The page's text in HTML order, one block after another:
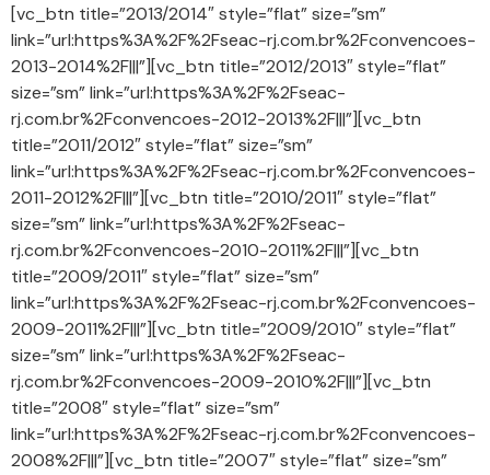
[vc_btn title=”2013/2014″ style=”flat” size=”sm”
link=”url:https%3A%2F%2Fseac-rj.com.br%2Fconvencoes-
2013-2014%2F|||”][vc_btn title=”2012/2013″ style=”flat”
size=”sm” link=”url:https%3A%2F%2Fseac-
rj.com.br%2Fconvencoes-2012-2013%2F|||”][vc_btn
title=”2011/2012″ style=”flat” size=”sm”
link=”url:https%3A%2F%2Fseac-rj.com.br%2Fconvencoes-
2011-2012%2F|||”][vc_btn title=”2010/2011″ style=”flat”
size=”sm” link=”url:https%3A%2F%2Fseac-
rj.com.br%2Fconvencoes-2010-2011%2F|||”][vc_btn
title=”2009/2011″ style=”flat” size=”sm”
link=”url:https%3A%2F%2Fseac-rj.com.br%2Fconvencoes-
2009-2011%2F|||”][vc_btn title=”2009/2010″ style=”flat”
size=”sm” link=”url:https%3A%2F%2Fseac-
rj.com.br%2Fconvencoes-2009-2010%2F|||”][vc_btn
title=”2008″ style=”flat” size=”sm”
link=”url:https%3A%2F%2Fseac-rj.com.br%2Fconvencoes-
2008%2F|||”][vc_btn title=”2007″ style=”flat” size=”sm”